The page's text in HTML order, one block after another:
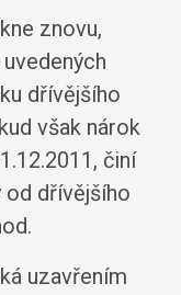
znovu,
dřívějšího
však nárok
činí
od dřívějšího
uzavřením